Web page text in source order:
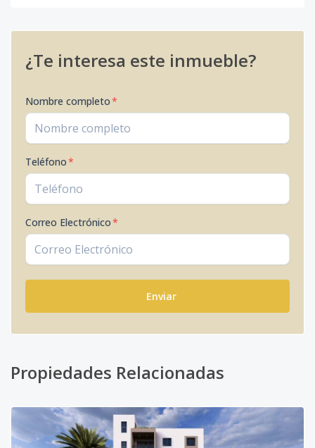
¿Te interesa este inmueble?
Nombre completo*
Teléfono*
Correo Electrónico*
Enviar
Propiedades Relacionadas